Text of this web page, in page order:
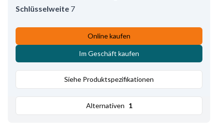
Schlüsselweite 7
Online kaufen
Im Geschäft kaufen
Siehe Produktspezifikationen
Alternativen 1